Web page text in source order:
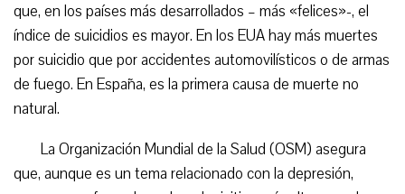
que, en los países más desarrollados – más «felices»-, el
índice de suicidios es mayor. En los EUA hay más muertes
por suicidio que por accidentes automovilísticos o de armas
de fuego. En España, es la primera causa de muerte no
natural.
La Organización Mundial de la Salud (OSM) asegura
que, aunque es un tema relacionado con la depresión,